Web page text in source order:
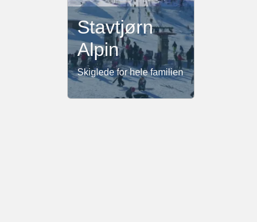
Stavtjørn
Alpin
Skiglede for hele familien